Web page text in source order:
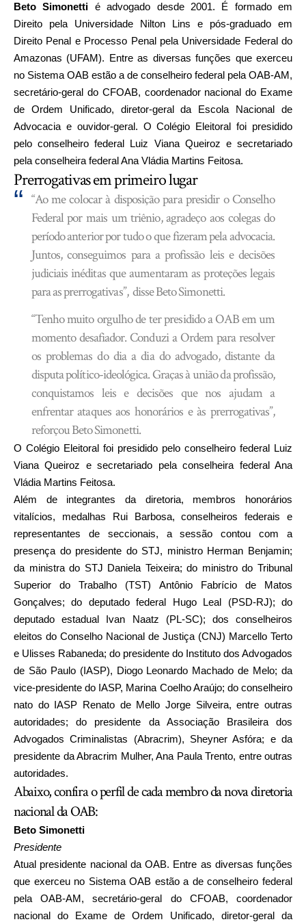
Beto Simonetti é advogado desde 2001. É formado em
Direito pela Universidade Nilton Lins e pós-graduado em
Direito Penal e Processo Penal pela Universidade Federal do
Amazonas (UFAM). Entre as diversas funções que exerceu
no Sistema OAB estão a de conselheiro federal pela OAB-AM,
secretário-geral do CFOAB, coordenador nacional do Exame
de Ordem Unificado, diretor-geral da Escola Nacional de
Advocacia e ouvidor-geral. O Colégio Eleitoral foi presidido
pelo conselheiro federal Luiz Viana Queiroz e secretariado
pela conselheira federal Ana Vládia Martins Feitosa.
Prerrogativas em primeiro lugar
“Ao me colocar à disposição para presidir o Conselho
Federal por mais um triênio, agradeço aos colegas do
período anterior por tudo o que fizeram pela advocacia.
Juntos, conseguimos para a profissão leis e decisões
judiciais inéditas que aumentaram as proteções legais
para as prerrogativas”, disse Beto Simonetti.
“Tenho muito orgulho de ter presidido a OAB em um
momento desafiador. Conduzi a Ordem para resolver
os problemas do dia a dia do advogado, distante da
disputa político-ideológica. Graças à união da profissão,
conquistamos leis e decisões que nos ajudam a
enfrentar ataques aos honorários e às prerrogativas”,
reforçou Beto Simonetti.
O Colégio Eleitoral foi presidido pelo conselheiro federal Luiz
Viana Queiroz e secretariado pela conselheira federal Ana
Vládia Martins Feitosa.
Além de integrantes da diretoria, membros honorários
vitalícios, medalhas Rui Barbosa, conselheiros federais e
representantes de seccionais, a sessão contou com a
presença do presidente do STJ, ministro Herman Benjamin;
da ministra do STJ Daniela Teixeira; do ministro do Tribunal
Superior do Trabalho (TST) Antônio Fabrício de Matos
Gonçalves; do deputado federal Hugo Leal (PSD-RJ); do
deputado estadual Ivan Naatz (PL-SC); dos conselheiros
eleitos do Conselho Nacional de Justiça (CNJ) Marcello Terto
e Ulisses Rabaneda; do presidente do Instituto dos Advogados
de São Paulo (IASP), Diogo Leonardo Machado de Melo; da
vice-presidente do IASP, Marina Coelho Araújo; do conselheiro
nato do IASP Renato de Mello Jorge Silveira, entre outras
autoridades; do presidente da Associação Brasileira dos
Advogados Criminalistas (Abracrim), Sheyner Asfóra; e da
presidente da Abracrim Mulher, Ana Paula Trento, entre outras
autoridades.
Abaixo, confira o perfil de cada membro da nova diretoria
nacional da OAB:
Beto Simonetti
Presidente
Atual presidente nacional da OAB. Entre as diversas funções
que exerceu no Sistema OAB estão a de conselheiro federal
pela OAB-AM, secretário-geral do CFOAB, coordenador
nacional do Exame de Ordem Unificado, diretor-geral da